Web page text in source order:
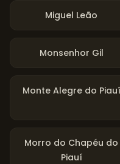
Miguel Leão
Monsenhor Gil
Monte Alegre do Piauí
Morro do Chapéu do
Piauí